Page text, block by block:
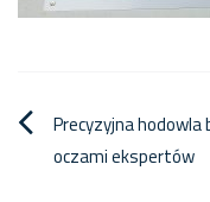
Nawigacja
Precyzyjna hodowla
oczami ekspertów